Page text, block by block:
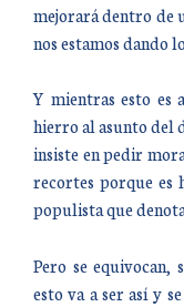
mejorará dentro de
nos estamos dando
Y mientras esto es
hierro al asunto del
insiste en pedir
recortes porque es
populista que
Pero se equivocan,
esto va a ser así y